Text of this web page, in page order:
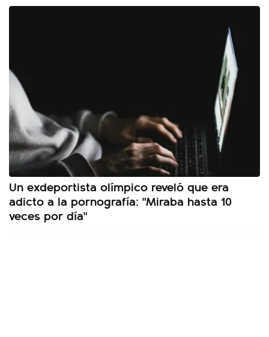
Un exdeportista olímpico reveló que era
adicto a la pornografía: "Miraba hasta 10
veces por día"